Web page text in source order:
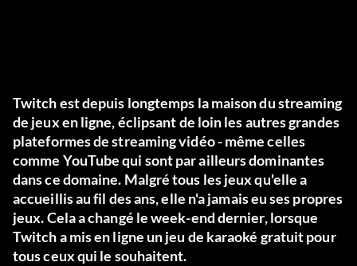
Twitch est depuis longtemps la maison du streaming
de jeux en ligne, éclipsant de loin les autres grandes
plateformes de streaming vidéo - même celles
comme YouTube qui sont par ailleurs dominantes
dans ce domaine. Malgré tous les jeux qu'elle a
accueillis au fil des ans, elle n'a jamais eu ses propres
jeux. Cela a changé le week-end dernier, lorsque
Twitch a mis en ligne un jeu de karaoké gratuit pour
tous ceux qui le souhaitent.